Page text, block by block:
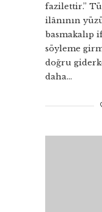
fazilettir.’’
ilânının
basmakalıp
söyleme
doğru
daha…